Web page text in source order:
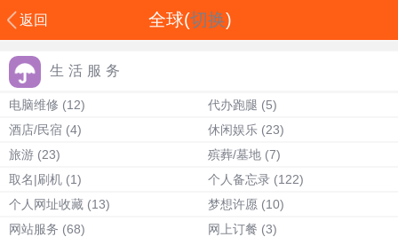
返回 全球(切换)
生活服务
电脑维修 (12) 代办跑腿 (5)
酒店/民宿 (4) 休闲娱乐 (23)
旅游 (23) 殡葬/墓地 (7)
取名|刷机 (1) 个人备忘录 (122)
个人网址收藏 (13) 梦想许愿 (10)
网站服务 (68) 网上订餐 (3)